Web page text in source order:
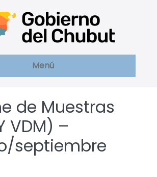
Menú
de Muestras
VDM) –
septiembre